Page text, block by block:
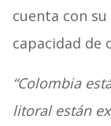
cuenta con
capacidad de
“Colombia
litoral están